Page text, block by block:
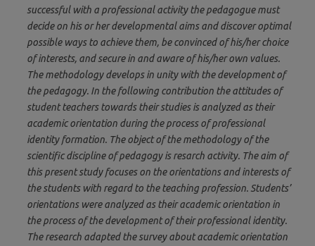
successful with a professional activity the pedagogue must
decide on his or her developmental aims and discover optimal
possible ways to achieve them, be convinced of his/her choice
of interests, and secure in and aware of his/her own values.
The methodology develops in unity with the development of
the pedagogy. In the following contribution the attitudes of
student teachers towards their studies is analyzed as their
academic orientation during the process of professional
identity formation. The object of the methodology of the
scientific discipline of pedagogy is resarch activity. The aim of
this present study focuses on the orientations and interests of
the students with regard to the teaching profession. Students’
orientations were analyzed as their academic orientation in
the process of the development of their professional identity.
The research adapted the survey about academic orientation